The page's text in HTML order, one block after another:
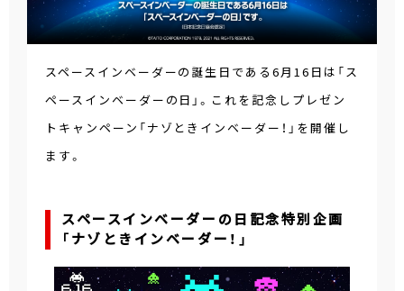
スペースインベーダーの誕生日である6月16日は「ス
ペースインベーダーの日」。これを記念しプレゼン
トキャンペーン「ナゾときインベーダー！」を開催し
ます。
スペースインベーダーの日記念特別企画
「ナゾときインベーダー！」